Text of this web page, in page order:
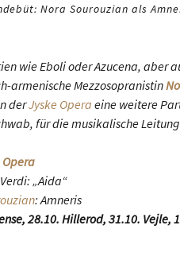
Nora Sourouzian als
wie Eboli oder Azucena, aber
armenische Mezzosopranistin
derJyske Opera eine weitere
für die musikalische
Opera
„Aida“
: Amneris
28.10. Hillerod, 31.10.